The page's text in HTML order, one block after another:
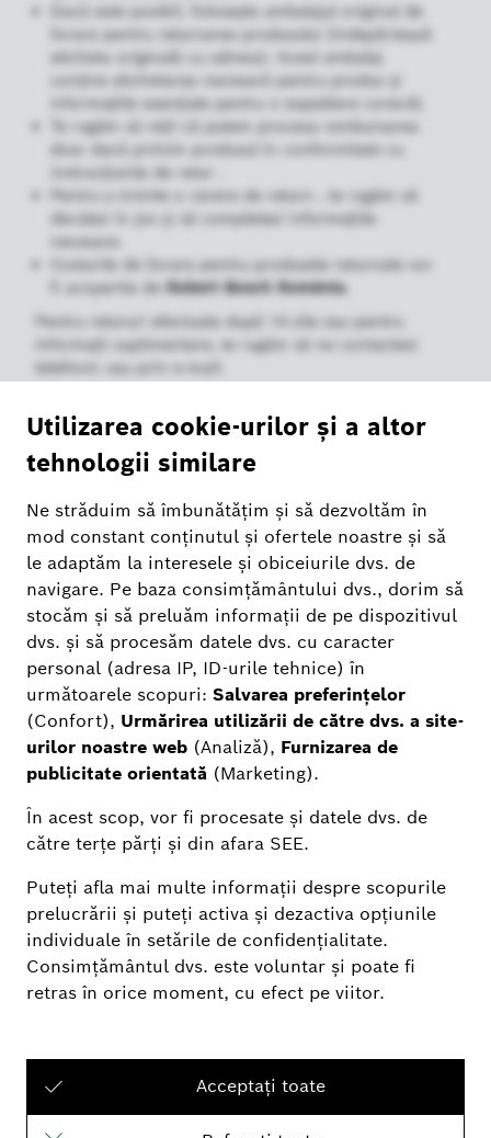
Dacă este posibil, folosește ambalajul original de
livrare pentru returnarea produsului (îndepărtează
eticheta originală cu adresa). Acest ambalaj
conține etichetarea necesară pentru produs și
informațiile esențiale pentru o expediere corectă.
Te rugăm să reții că putem procesa rambursarea
doar dacă primim produsul în conformitate cu
instrucțiunile de retur .
Pentru a trimite o cerere de return , te rugăm să
derulezi în jos și să completezi informațiile
necesare.
Costurile de livrare pentru produsele returnate vor
fi acoperite de Robert Bosch România.
Pentru retururi efectuate după 14 zile sau pentru
informații suplimentare, te rugăm să ne contactezi
telefonic sau prin e-mail:
(*Tarifele apelurilor pot varia în funcție de furnizor. Te
rugăm să verifici cu operatorul tău. Program: Luni –
Vineri, între 09:00 și 18:00)
Email:
shop@ro.bosch.com
Pentru mai multe informații, te rugăm săfaci clic aici.
Retur
Dacă ai cumpărat din magazinul online oficial
Bosch, te rog să introduci numărul comenzii, codul
poștal al adresei de livrare, adresa de email și să
dai click pe „Trimite” ca să începi procesul de retur.
Număr comandă *
Cod poștal*
E-mail*
Regulamentul complet privind retururile poate fi
consultataici.